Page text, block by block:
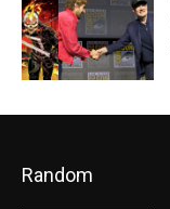
Random